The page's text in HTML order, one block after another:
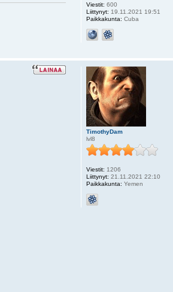
Viestit: 600
Liittynyt: 19.11.2021 19:51
Paikkakunta: Cuba
TimothyDam
lvl8
Viestit: 1206
Liittynyt: 21.11.2021 22:10
Paikkakunta: Yemen